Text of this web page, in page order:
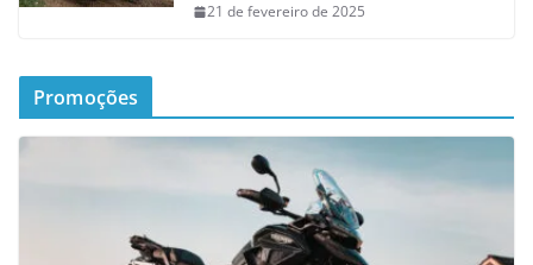
21 de fevereiro de 2025
Promoções